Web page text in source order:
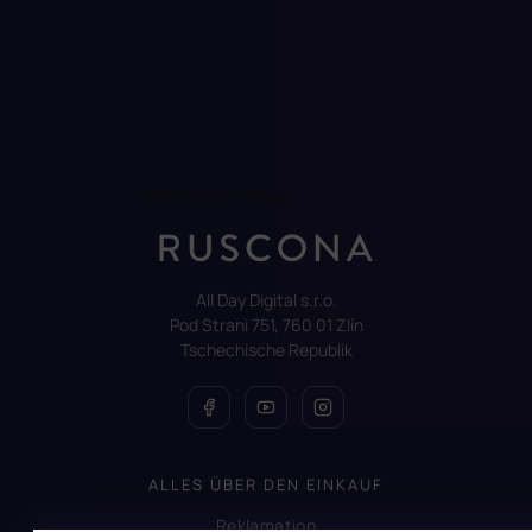
All Day Digital s.r.o.
Pod Strani 751, 760 01 Zlín
Tschechische Republik
ALLES ÜBER DEN EINKAUF
Reklamation